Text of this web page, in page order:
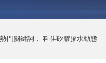
熱門關鍵詞： 科佳矽膠膠水動態